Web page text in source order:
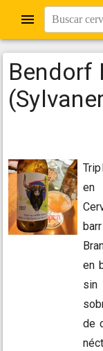
Buscar
Bendorf
en
en
sin
de